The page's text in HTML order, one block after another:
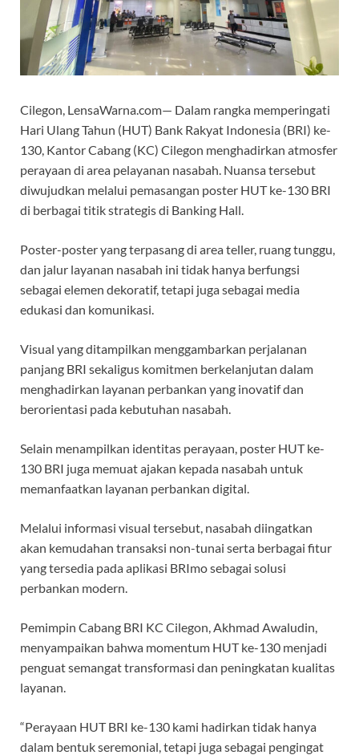
Cilegon, LensaWarna.com— Dalam rangka memperingati
Hari Ulang Tahun (HUT) Bank Rakyat Indonesia (BRI) ke-
130, Kantor Cabang (KC) Cilegon menghadirkan atmosfer
perayaan di area pelayanan nasabah. Nuansa tersebut
diwujudkan melalui pemasangan poster HUT ke-130 BRI
di berbagai titik strategis di Banking Hall.
Poster-poster yang terpasang di area teller, ruang tunggu,
dan jalur layanan nasabah ini tidak hanya berfungsi
sebagai elemen dekoratif, tetapi juga sebagai media
edukasi dan komunikasi.
Visual yang ditampilkan menggambarkan perjalanan
panjang BRI sekaligus komitmen berkelanjutan dalam
menghadirkan layanan perbankan yang inovatif dan
berorientasi pada kebutuhan nasabah.
Selain menampilkan identitas perayaan, poster HUT ke-
130 BRI juga memuat ajakan kepada nasabah untuk
memanfaatkan layanan perbankan digital.
Melalui informasi visual tersebut, nasabah diingatkan
akan kemudahan transaksi non-tunai serta berbagai fitur
yang tersedia pada aplikasi BRImo sebagai solusi
perbankan modern.
Pemimpin Cabang BRI KC Cilegon, Akhmad Awaludin,
menyampaikan bahwa momentum HUT ke-130 menjadi
penguat semangat transformasi dan peningkatan kualitas
layanan.
“Perayaan HUT BRI ke-130 kami hadirkan tidak hanya
dalam bentuk seremonial, tetapi juga sebagai pengingat